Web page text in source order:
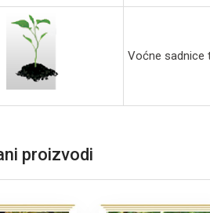
Voćne sadnice
proizvodi